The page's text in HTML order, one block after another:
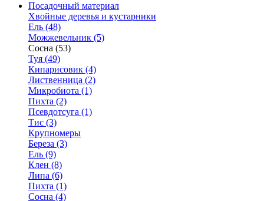
Посадочный материал
Хвойные деревья и кустарники
Ель (48)
Можжевельник (5)
Сосна (53)
Туя (49)
Кипарисовик (4)
Лиственница (2)
Микробиота (1)
Пихта (2)
Псевдотсуга (1)
Тис (3)
Крупномеры
Береза (3)
Ель (9)
Клен (8)
Липа (6)
Пихта (1)
Сосна (4)